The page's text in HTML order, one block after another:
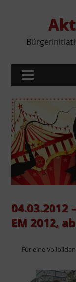
04.03.2012
EM 2012,
Für eine